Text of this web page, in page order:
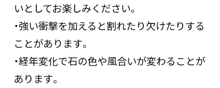
いとしてお楽しみください。
・強い衝撃を加えると割れたり欠けたりする
ことがあります。
・経年変化で石の色や風合いが変わることが
あります。